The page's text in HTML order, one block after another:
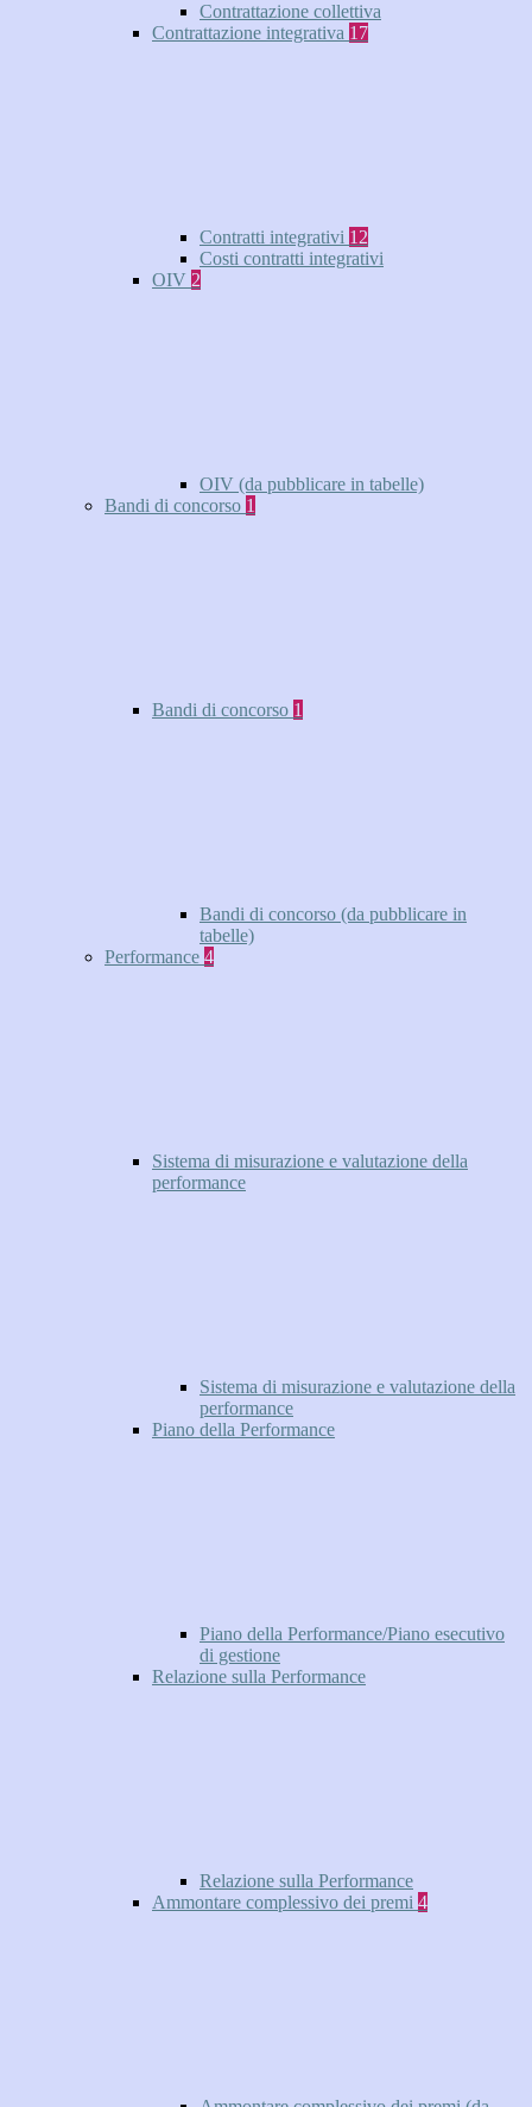
Contrattazione collettiva
Contrattazione integrativa 17
Contratti integrativi 12
Costi contratti integrativi
OIV 2
OIV (da pubblicare in tabelle)
Bandi di concorso 1
Bandi di concorso 1
Bandi di concorso (da pubblicare in
tabelle)
Performance 4
Sistema di misurazione e valutazione della
performance
Sistema di misurazione e valutazione della
performance
Piano della Performance
Piano della Performance/Piano esecutivo
di gestione
Relazione sulla Performance
Relazione sulla Performance
Ammontare complessivo dei premi 4